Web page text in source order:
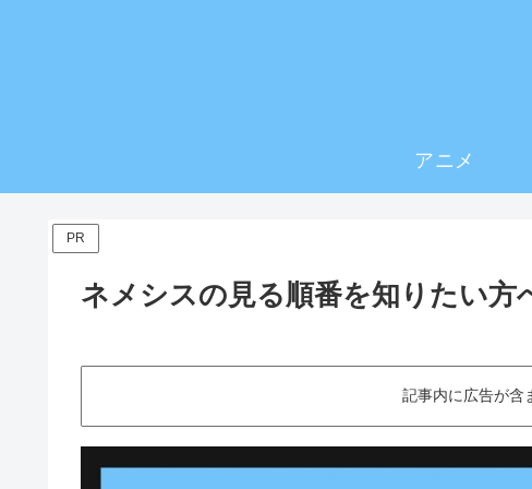
アニメ
PR
ネメシスの見る順番を知りたい方
記事内に広告が含